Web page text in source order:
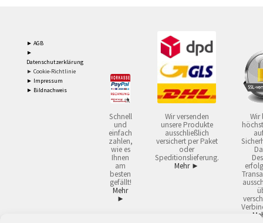
► AGB
►
Datenschutzerklärung
► Cookie-Richtlinie
► Impressum
► Bildnachweis
Schnell
und
einfach
zahlen,
wie es
Ihnen
am
besten
gefällt!
Mehr
►
Wir versenden
unsere Produkte
ausschließlich
versichert per Paket
oder
Speditionslieferung.
Mehr ►
Wir